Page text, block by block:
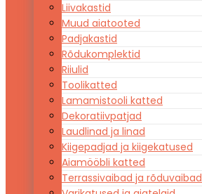
Liivakastid
Muud aiatooted
Padjakastid
Rõdukomplektid
Riiulid
Toolikatted
Lamamistooli katted
Dekoratiivpatjad
Laudlinad ja linad
Kiigepadjad ja kiigekatused
Aiamööbli katted
Terrassivaibad ja rõduvaibad